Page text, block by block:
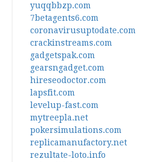
yuqqbbzp.com
7betagents6.com
coronavirusuptodate.com
crackinstreams.com
gadgetspak.com
gearsngadget.com
hireseodoctor.com
lapsfit.com
levelup-fast.com
mytreepla.net
pokersimulations.com
replicamanufactory.net
rezultate-loto.info